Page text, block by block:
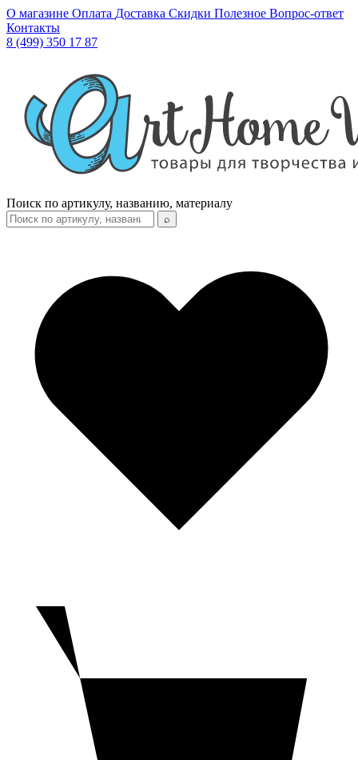
О магазине Оплата Доставка Скидки Полезное Вопрос-ответ
Контакты
8 (499) 350 17 87
Поиск по артикулу, названию, материалу
⌕